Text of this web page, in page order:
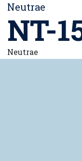
Neutrae
NT-
Neutrae